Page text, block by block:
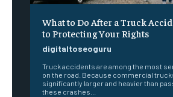
What to Do After a Truck
to Protecting Your Rights
digitaltoseoguru
Truck accidents are among the most
on the road. Because commercial
significantly larger and heavier than
these crashes...